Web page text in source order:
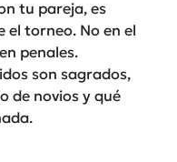
tu pareja, es
el torneo. No en el
penales.
son sagrados,
de novios y qué